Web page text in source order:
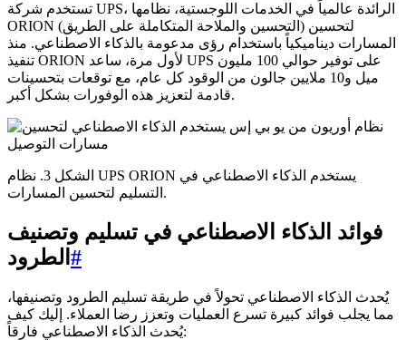
تستخدم شركة UPS، الرائدة عالمياً في الخدمات اللوجستية، نظامها
ORION (التحسين والملاحة المتكاملة على الطريق) لتحسين
المسارات ديناميكياً باستخدام رؤى مدعومة بالذكاء الاصطناعي. منذ
تنفيذ ORION لأول مرة، ساعد UPS على توفير حوالي 100 مليون
ميل و10 ملايين جالون من الوقود كل عام، مع توقعات بتحسينات
قادمة لتعزيز هذه الوفورات بشكل أكبر.
الشكل 3. نظام UPS ORION يستخدم الذكاء الاصطناعي في
التسليم لتحسين المسارات.
فوائد الذكاء الاصطناعي في تسليم وتصنيف
الطرود #
يُحدث الذكاء الاصطناعي تحولاً في طريقة تسليم الطرود وتصنيفها،
مما يجلب فوائد كبيرة تسرع العمليات وتعزز رضا العملاء. إليك كيف
يُحدث الذكاء الاصطناعي فارقاً: